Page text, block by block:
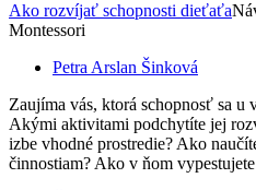
Ako rozvíjať schopnosti dieťaťa
Montessori
Petra Arslan Šinková
Zaujíma vás, ktorá schopnosť sa u
Akými aktivitami podchytíte jej
izbe vhodné prostredie? Ako
činnostiam? Ako v ňom